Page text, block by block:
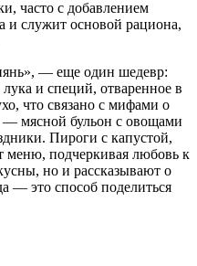
часто с добавлением
и служит основой рациона,
— еще один шедевр:
и специй, отваренное в
что связано с мифами о
мясной бульон с овощами
Пироги с капустой,
меню, подчеркивая любовь к
но и рассказывают о
— это способ поделиться